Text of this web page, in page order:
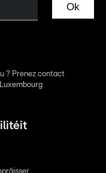
Ok
? Prenez contact